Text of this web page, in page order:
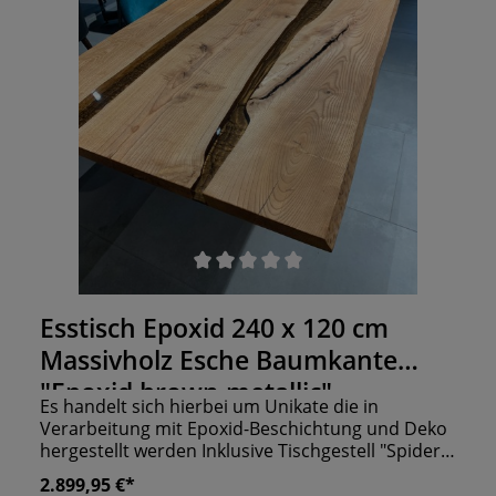
und Qualität. Machen Sie den Besuch Ihrer Gäste
unvergesslich! Auf Wunsch auch in anderen
Maßen oder Farben erhältlich.
Durchschnittliche Bewertung von 0 von 5 Sternen
Esstisch Epoxid 240 x 120 cm
Massivholz Esche Baumkante
"Epoxid brown metallic"
Es handelt sich hierbei um Unikate die in
Verarbeitung mit Epoxid-Beschichtung und Deko
hergestellt werden Inklusive Tischgestell "Spider"
Bitte setzen sie sich bezüglich einer möglichen
2.899,95 €*